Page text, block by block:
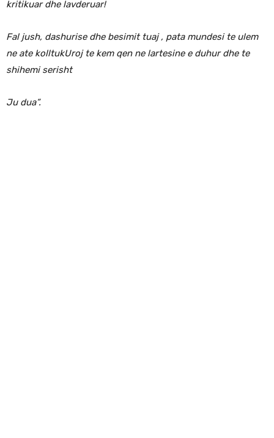
kritikuar dhe lavderuar!
Fal jush, dashurise dhe besimit tuaj , pata mundesi te ulem
ne ate kolltukUroj te kem qen ne lartesine e duhur dhe te
shihemi serisht
Ju dua”.